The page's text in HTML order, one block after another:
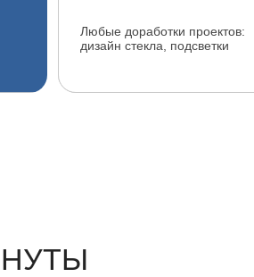
Любые доработки проектов:
дизайн стекла, подсветки